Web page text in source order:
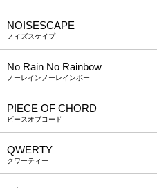
NOISESCAPE
ノイズスケイプ
No Rain No Rainbow
ノーレインノーレインボー
PIECE OF CHORD
ピースオブコード
QWERTY
クワーティー